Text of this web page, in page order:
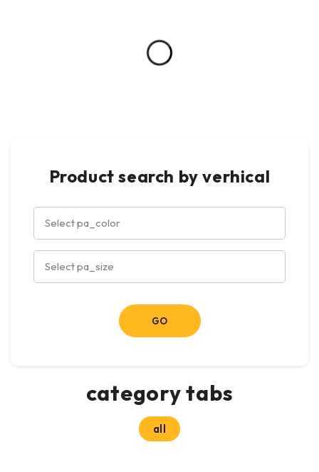
Product search by verhical
category tabs
all